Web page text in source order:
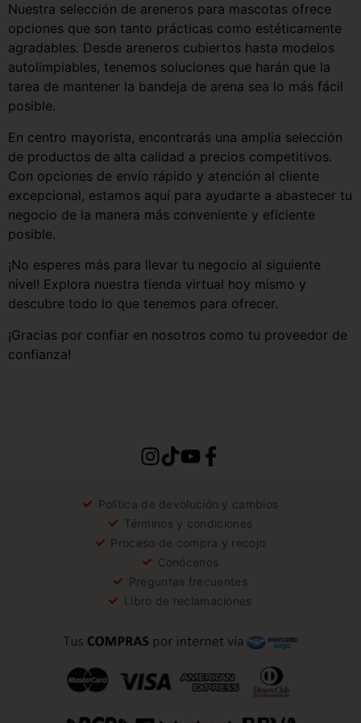
Nuestra selección de areneros para mascotas ofrece
opciones que son tanto prácticas como estéticamente
agradables. Desde areneros cubiertos hasta modelos
autolimpiables, tenemos soluciones que harán que la
tarea de mantener la bandeja de arena sea lo más fácil
posible.
En centro mayorista, encontrarás una amplia selección
de productos de alta calidad a precios competitivos.
Con opciones de envío rápido y atención al cliente
excepcional, estamos aquí para ayudarte a abastecer tu
negocio de la manera más conveniente y eficiente
posible.
¡No esperes más para llevar tu negocio al siguiente
nivel! Explora nuestra tienda virtual hoy mismo y
descubre todo lo que tenemos para ofrecer.
¡Gracias por confiar en nosotros como tu proveedor de
confianza!
Política de devolución y cambios
Términos y condiciones
Proceso de compra y recojo
Conócenos
Preguntas frecuentes
Libro de reclamaciones